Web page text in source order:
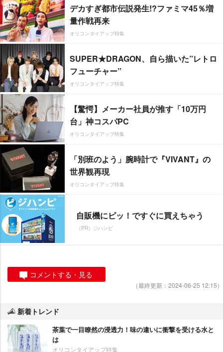
デカすぎ都市伝説発生!?ファミマ45％増
量作戦再来
オリコンタイアップ特集
SUPER★DRAGON、自ら描いた”レトロ
フューチャー”
オリコンタイアップ特集
【驚愕】メーカー社員が推す「10万円
台」神コスパPC
オリコンタイアップ特集
「別班のよう」腕時計で『VIVANT』の
世界観再現
オリコンタイアップ特集
自販機にピッ！ですぐに買えちゃう
（PR）ジハンピ
コメントする・見る
（最終更新：2024-06-25 12:15）
新着トレンド
茶葉で一目瞭然の浸透力！味の違いに衝撃を受ける水と
は
オリコンタイアップ特集